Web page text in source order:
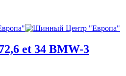
et 34 BMW-3